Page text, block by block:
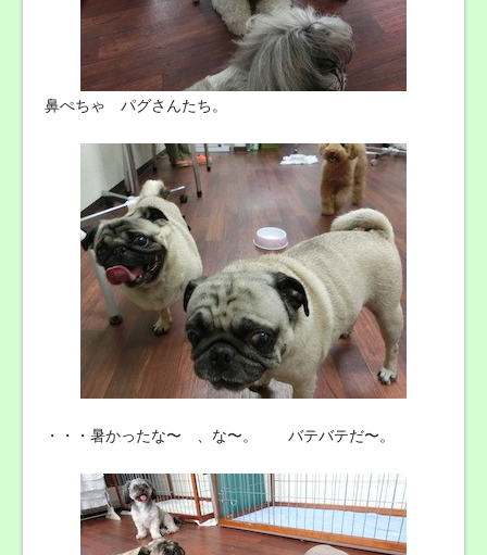
鼻ぺちゃ パグさんたち。
・・・暑かったな〜 、な〜。 バテバテだ〜。